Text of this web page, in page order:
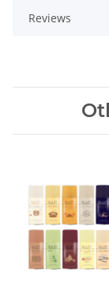
Reviews